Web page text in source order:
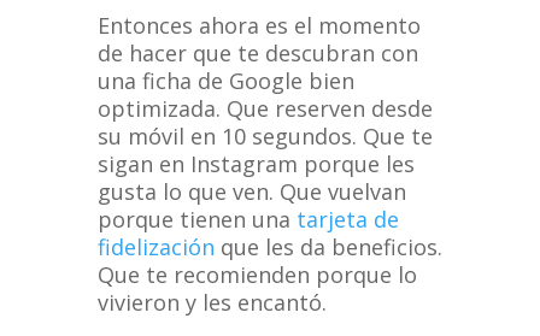
Entonces ahora es el momento
de hacer que te descubran con
una ficha de Google bien
optimizada. Que reserven desde
su móvil en 10 segundos. Que te
sigan en Instagram porque les
gusta lo que ven. Que vuelvan
porque tienen una tarjeta de
fidelización que les da beneficios.
Que te recomienden porque lo
vivieron y les encantó.